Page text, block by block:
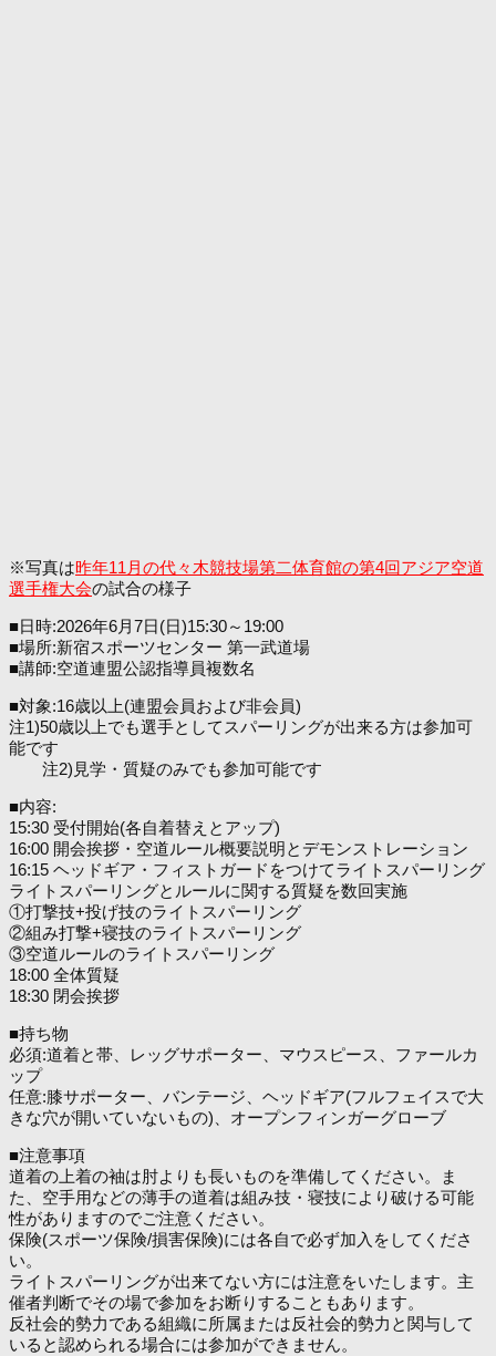
※写真は昨年11月の代々木競技場第二体育館の第4回アジア空道
選手権大会の試合の様子
■日時:2026年6月7日(日)15:30～19:00
■場所:新宿スポーツセンター 第一武道場
■講師:空道連盟公認指導員複数名
■対象:16歳以上(連盟会員および非会員)
注1)50歳以上でも選手としてスパーリングが出来る方は参加可
能です
注2)見学・質疑のみでも参加可能です
■内容:
15:30 受付開始(各自着替えとアップ)
16:00 開会挨拶・空道ルール概要説明とデモンストレーション
16:15 ヘッドギア・フィストガードをつけてライトスパーリング
ライトスパーリングとルールに関する質疑を数回実施
①打撃技+投げ技のライトスパーリング
②組み打撃+寝技のライトスパーリング
③空道ルールのライトスパーリング
18:00 全体質疑
18:30 閉会挨拶
■持ち物
必須:道着と帯、レッグサポーター、マウスピース、ファールカ
ップ
任意:膝サポーター、バンテージ、ヘッドギア(フルフェイスで大
きな穴が開いていないもの)、オープンフィンガーグローブ
■注意事項
道着の上着の袖は肘よりも長いものを準備してください。ま
た、空手用などの薄手の道着は組み技・寝技により破ける可能
性がありますのでご注意ください。
保険(スポーツ保険/損害保険)には各自で必ず加入をしてくださ
い。
ライトスパーリングが出来てない方には注意をいたします。主
催者判断でその場で参加をお断りすることもあります。
反社会的勢力である組織に所属または反社会的勢力と関与して
いると認められる場合には参加ができません。